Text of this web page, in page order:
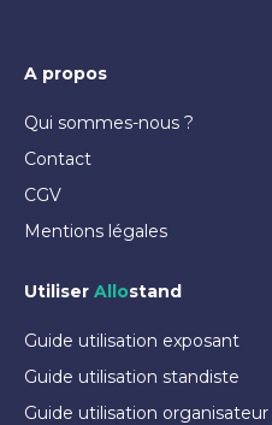
A propos
Qui sommes-nous ?
Contact
CGV
Mentions légales
Utiliser Allostand
Guide utilisation exposant
Guide utilisation standiste
Guide utilisation organisateur